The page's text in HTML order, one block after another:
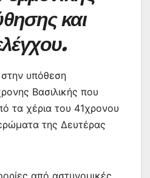
και
στην υπόθεση
Βασιλικής που
τα χέρια του 41χρονου
της Δευτέρας
από αστυνομικές